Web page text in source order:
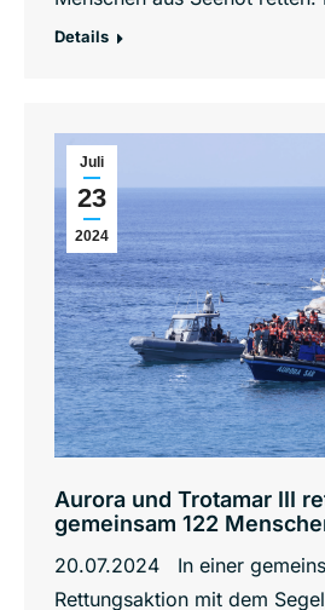
Details
Juli
23
2024
Aurora und Trotamar III
gemeinsam 122
20.07.2024 In einer
Rettungsaktion mit dem